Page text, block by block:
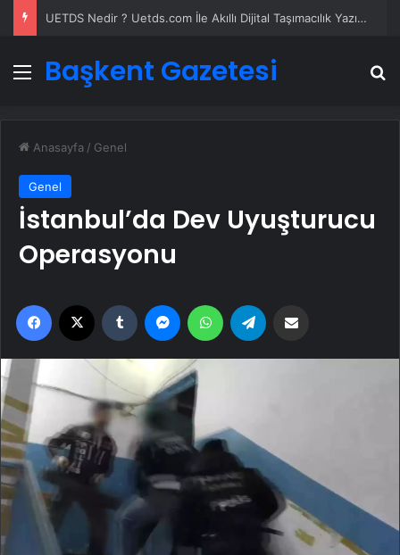
UETDS Nedir ? Uetds.com İle Akıllı Dijital Taşımacılık Yazılımı
Menü
Başkent Gazetesi
Anasayfa / Genel
Genel
İstanbul’da Dev Uyuşturucu
Operasyonu
Facebook Tumblr MessengerWhatsApp